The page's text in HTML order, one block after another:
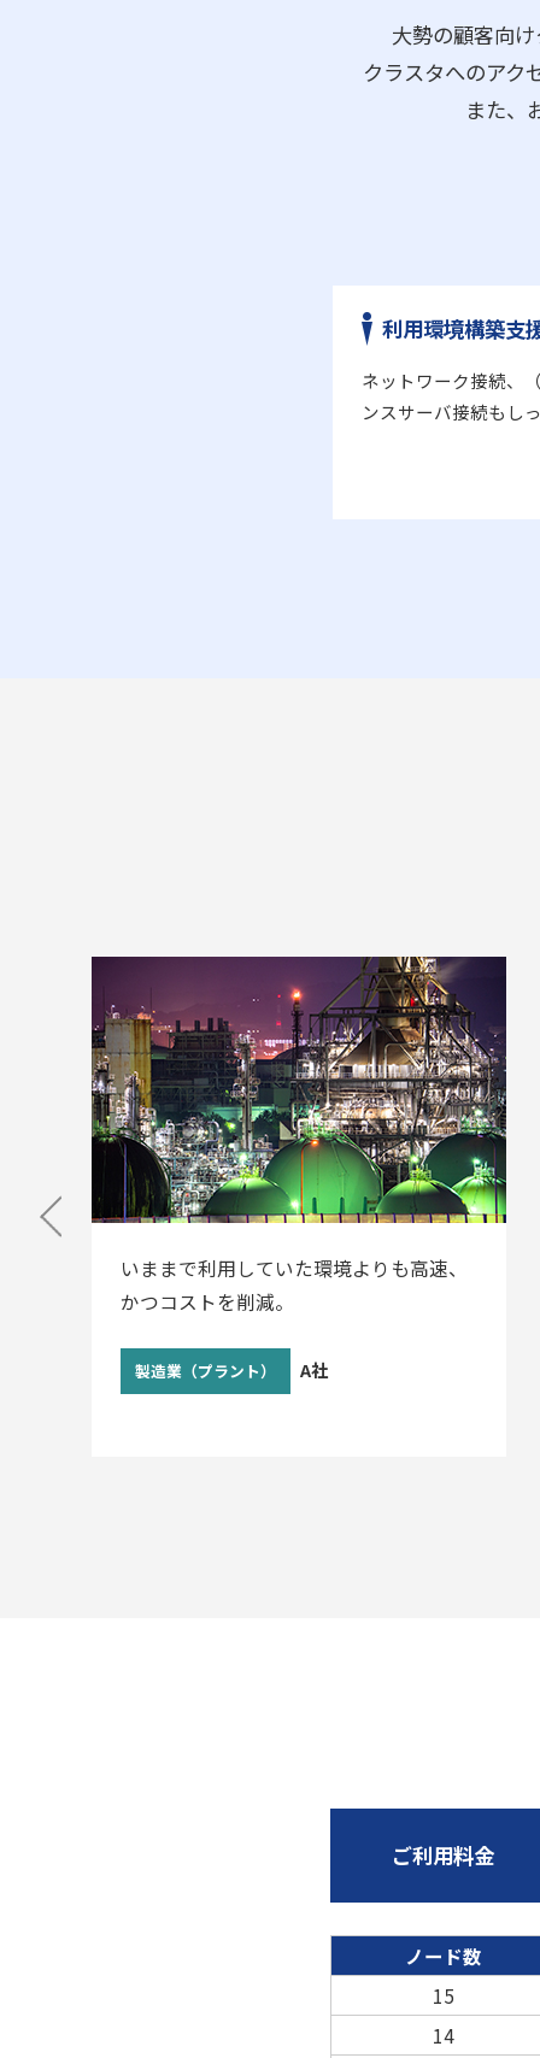
大勢の顧客向
クラスタへのアク
また、
利用環境構築支
ネットワーク接続、
ンスサーバ接続もし
３ヶ月間安定してご利用。
ご利用料金
ノード数
15
14